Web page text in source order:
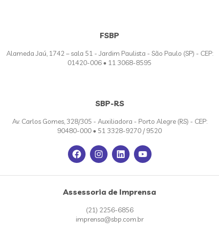
FSBP
Alameda Jaú, 1742 – sala 51 - Jardim Paulista - São Paulo (SP) - CEP:
01420-006 • 11 3068-8595
SBP-RS
Av. Carlos Gomes, 328/305 - Auxiliadora - Porto Alegre (RS) - CEP:
90480-000 • 51 3328-9270 / 9520
Assessoria de Imprensa
(21) 2256-6856
imprensa@sbp.com.br